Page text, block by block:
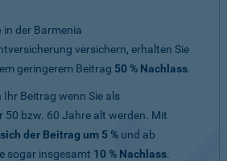
in der Barmenia
versichern, erhalten Sie
geringerem Beitrag 50 % Nachlass.
Beitrag wenn Sie als
50 bzw. 60 Jahre alt werden. Mit
der Beitrag um 5 % und ab
sogar insgesamt 10 % Nachlass.